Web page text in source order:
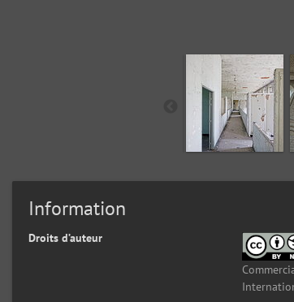
Information
Droits d’auteur